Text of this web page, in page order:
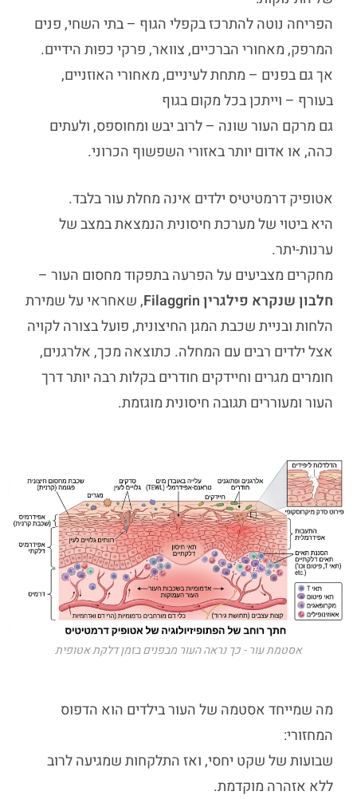
הפריחה נוטה להתרכז בקפלי הגוף – בתי השחי, פנים
המרפק, מאחורי הברכיים, צוואר, פרקי כפות הידיים.
אך גם בפנים – מתחת לעיניים, מאחורי האוזניים,
בעורף – וייתכן בכל מקום בגוף
גם מרקם העור שונה – לרוב יבש ומחוספס, ולעתים
כהה, או אדום יותר באזורי השפשוף הכרוני.
אטופיק דרמטיטיס ילדים אינה מחלת עור בלבד.
היא ביטוי של מערכת חיסונית הנמצאת במצב של
ערנות-יתר.
מחקרים מצביעים על הפרעה בתפקוד מחסום העור –
חלבון שנקרא פילגרין Filaggrin
, שאחראי על שמירת
הלחות ובניית שכבת המגן החיצונית, פועל בצורה לקויה
אצל ילדים רבים עם המחלה. כתוצאה מכך, אלרגנים,
חומרים מגרים וחיידקים חודרים בקלות רבה יותר דרך
העור ומעוררים תגובה חיסונית מוגזמת.
אסטמת עור - כך נראה העור מבפנים בזמן דלקת אטופית
מה שמייחדאסטמה של העור בילדים הוא הדפוס
המחזורי:
שבועות של שקט יחסי, ואז התלקחות שמגיעה לרוב
ללא אזהרה מוקדמת.